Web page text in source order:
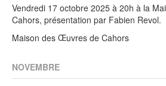
Vendredi 17 octobre 2025 à 20h à la
Cahors, présentation par Fabien Revol.
Maison des Œuvres de Cahors
NOVEMBRE